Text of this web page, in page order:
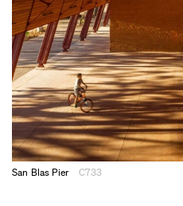
San Blas Pier C733